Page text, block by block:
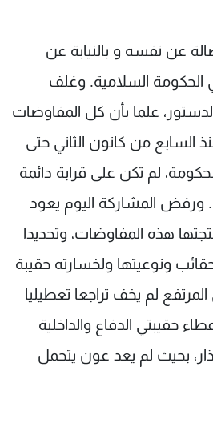
عن نفسه و بالنيابة عن
الحكومة السلامية. وغلف
علما بأن كل المفاوضات
السابع من كانون الثاني حتى
لم تكن على قرابة دائمة
ورفض المشاركة اليوم يعود
هذه المفاوضات، وتحديدا
ونوعيتها ولخسارته حقيبة
لم يخف تراجعا تعطيليا
حقيبتي الدفاع والداخلية
بحيث لم يعد عون يتحمل
تواصل معنا
سياسة الخصوصية